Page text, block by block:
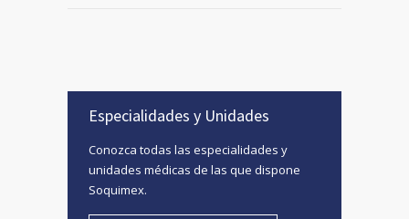
Especialidades y Unidades
Conozca todas las especialidades y
unidades médicas de las que dispone
Soquimex.